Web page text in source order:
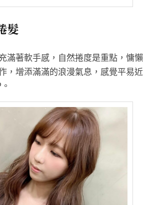
髮
滿著軟手感，自然捲度是重點，慵懶
，增添滿滿的浪漫氣息，感覺平易近